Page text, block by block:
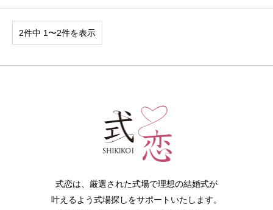
2件中 1〜2件を表示
式恋は、厳選された式場で理想の結婚式が
叶えるよう式場探しをサポートいたします。